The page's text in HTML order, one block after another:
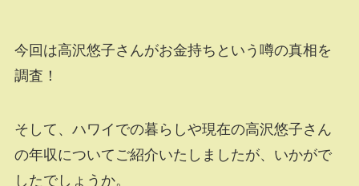
今回は高沢悠子さんがお金持ちという噂の真相を
調査！
そして、ハワイでの暮らしや現在の高沢悠子さん
の年収についてご紹介いたしましたが、いかがで
したでしょうか。